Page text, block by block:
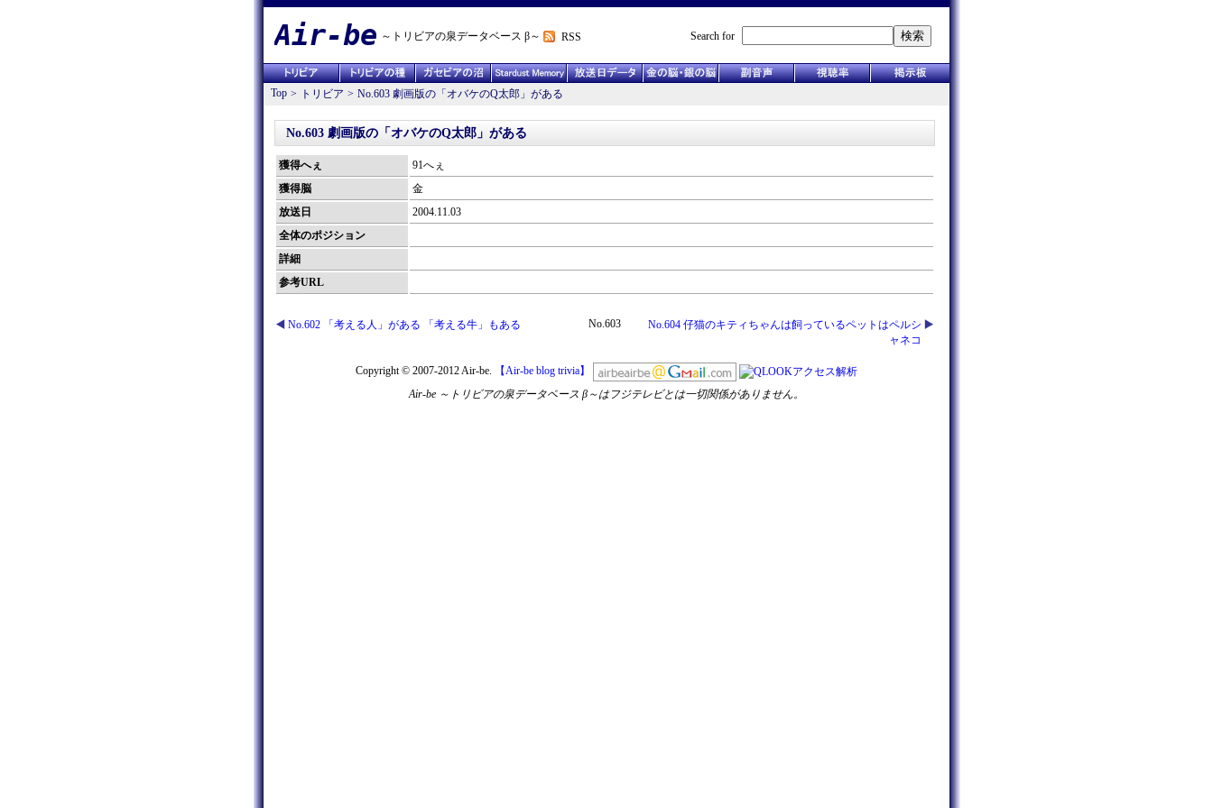
Air-be ～トリビアの泉データベース β～ RSS Search for 検索
Top > トリビア > No.603 劇画版の「オバケのQ太郎」がある
No.603 劇画版の「オバケのQ太郎」がある
獲得へぇ
91へぇ
獲得脳
金
放送日
2004.11.03
全体のポジション
詳細
参考URL
No.602 「考える人」がある 「考える牛」もある No.603
No.604 仔猫のキティちゃんは飼っているペットはペルシ
ャネコ
Copyright © 2007-2012 Air-be.
【Air-be blog trivia】
Air-be ～トリビアの泉データベース β～はフジテレビとは一切関係がありません。